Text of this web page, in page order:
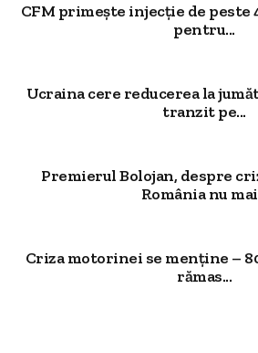
CFM primește injecție de peste
pentru...
Ucraina cere reducerea la
tranzit pe...
Premierul Bolojan, despre
România nu
Criza motorinei se menține –
rămas...